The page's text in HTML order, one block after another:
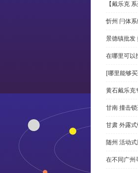
【戴乐克
忻州 闩体
景德镇批发
在哪里可以
[哪里能够
黄石戴乐克
甘南 撞击
甘肃 外露
随州 活动
在不同广州